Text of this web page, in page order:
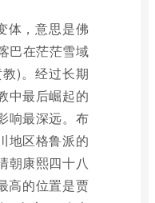
体，意思是佛
巴在茫茫雪域
)。经过长期
中最后崛起的
响最深远。布
地区格鲁派的
朝康熙四十八
高的位置是贾